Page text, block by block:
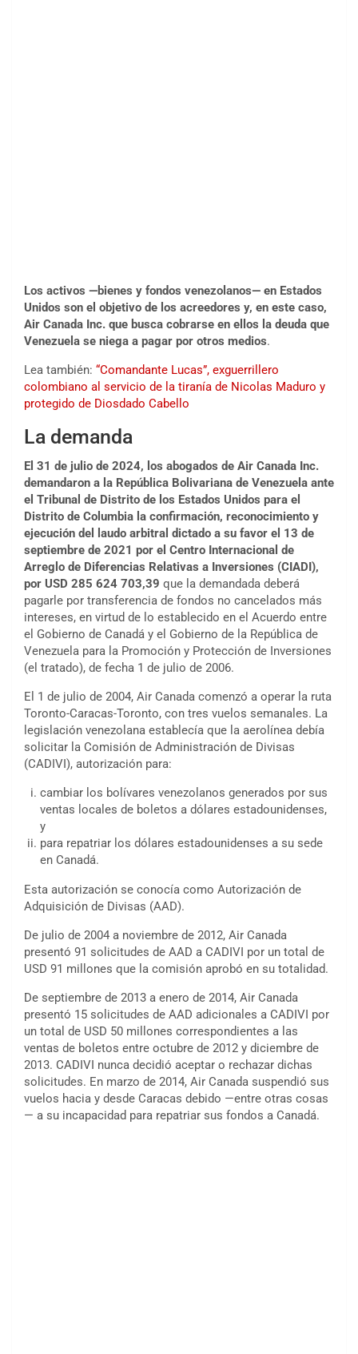
Los activos —bienes y fondos venezolanos— en Estados
Unidos son el objetivo de los acreedores y, en este caso,
Air Canada Inc. que busca cobrarse en ellos la deuda que
Venezuela se niega a pagar por otros medios.
Lea también: “Comandante Lucas”, exguerrillero
colombiano al servicio de la tiranía de Nicolas Maduro y
protegido de Diosdado Cabello
La demanda
El 31 de julio de 2024, los abogados de Air Canada Inc.
demandaron a la República Bolivariana de Venezuela ante
el Tribunal de Distrito de los Estados Unidos para el
Distrito de Columbia la confirmación, reconocimiento y
ejecución del laudo arbitral dictado a su favor el 13 de
septiembre de 2021 por el Centro Internacional de
Arreglo de Diferencias Relativas a Inversiones (CIADI),
por USD 285 624 703,39 que la demandada deberá
pagarle por transferencia de fondos no cancelados más
intereses, en virtud de lo establecido en el Acuerdo entre
el Gobierno de Canadá y el Gobierno de la República de
Venezuela para la Promoción y Protección de Inversiones
(el tratado), de fecha 1 de julio de 2006.
El 1 de julio de 2004, Air Canada comenzó a operar la ruta
Toronto-Caracas-Toronto, con tres vuelos semanales. La
legislación venezolana establecía que la aerolínea debía
solicitar la Comisión de Administración de Divisas
(CADIVI), autorización para:
cambiar los bolívares venezolanos generados por sus
ventas locales de boletos a dólares estadounidenses,
y
para repatriar los dólares estadounidenses a su sede
en Canadá.
Esta autorización se conocía como Autorización de
Adquisición de Divisas (AAD).
De julio de 2004 a noviembre de 2012, Air Canada
presentó 91 solicitudes de AAD a CADIVI por un total de
USD 91 millones que la comisión aprobó en su totalidad.
De septiembre de 2013 a enero de 2014, Air Canada
presentó 15 solicitudes de AAD adicionales a CADIVI por
un total de USD 50 millones correspondientes a las
ventas de boletos entre octubre de 2012 y diciembre de
2013. CADIVI nunca decidió aceptar o rechazar dichas
solicitudes. En marzo de 2014, Air Canada suspendió sus
vuelos hacia y desde Caracas debido —entre otras cosas
— a su incapacidad para repatriar sus fondos a Canadá.